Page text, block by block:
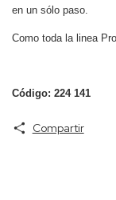
en un sólo paso.
Como toda la linea
Código: 224 141
Compartir